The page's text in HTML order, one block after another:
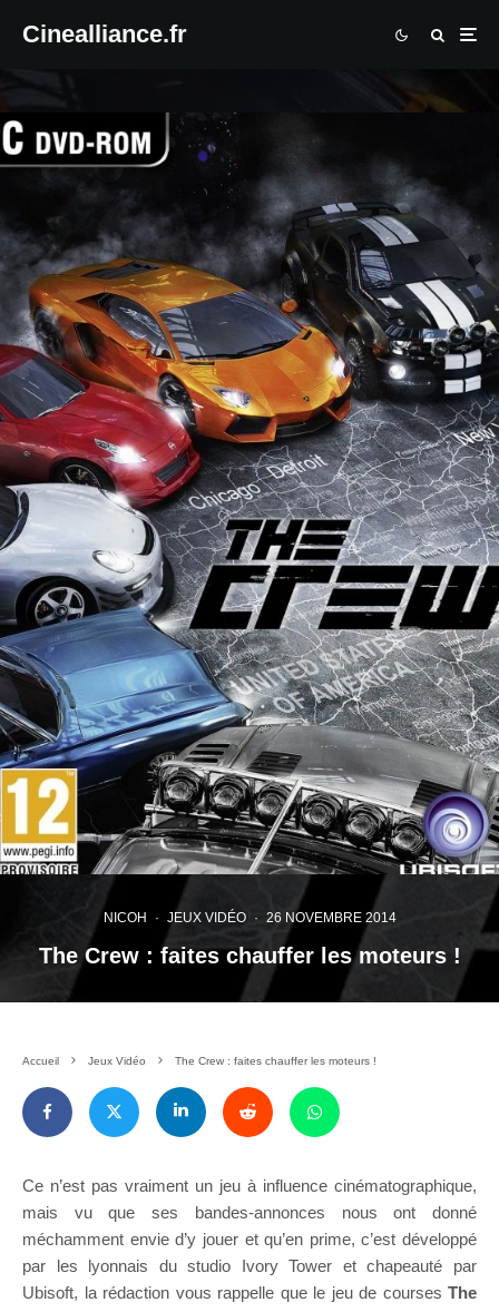
Cinealliance.fr
NICOH · JEUX VIDÉO · 26 NOVEMBRE 2014
The Crew : faites chauffer les moteurs !
Accueil Jeux Vidéo The Crew : faites chauffer les moteurs !
Ce n’est pas vraiment un jeu à influence cinématographique,
mais vu que ses bandes-annonces nous ont donné
méchamment envie d’y jouer et qu’en prime, c’est développé
par les lyonnais du studio Ivory Tower et chapeauté par
Ubisoft, la rédaction vous rappelle que le jeu de courses The